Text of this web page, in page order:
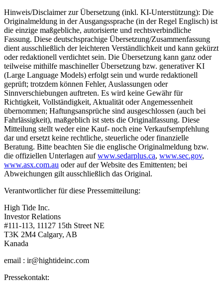
Hinweis/Disclaimer zur Übersetzung (inkl. KI-Unterstützung): Die
Originalmeldung in der Ausgangssprache (in der Regel Englisch) ist
die einzige maßgebliche, autorisierte und rechtsverbindliche
Fassung. Diese deutschsprachige Übersetzung/Zusammenfassung
dient ausschließlich der leichteren Verständlichkeit und kann gekürzt
oder redaktionell verdichtet sein. Die Übersetzung kann ganz oder
teilweise mithilfe maschineller Übersetzung bzw. generativer KI
(Large Language Models) erfolgt sein und wurde redaktionell
geprüft; trotzdem können Fehler, Auslassungen oder
Sinnverschiebungen auftreten. Es wird keine Gewähr für
Richtigkeit, Vollständigkeit, Aktualität oder Angemessenheit
übernommen; Haftungsansprüche sind ausgeschlossen (auch bei
Fahrlässigkeit), maßgeblich ist stets die Originalfassung. Diese
Mitteilung stellt weder eine Kauf- noch eine Verkaufsempfehlung
dar und ersetzt keine rechtliche, steuerliche oder finanzielle
Beratung. Bitte beachten Sie die englische Originalmeldung bzw.
die offiziellen Unterlagen aufwww.sedarplus.ca, www.sec.gov,
www.asx.com.au oder auf der Website des Emittenten; bei
Abweichungen gilt ausschließlich das Original.
Verantwortlicher für diese Pressemitteilung:
High Tide Inc.
Investor Relations
#111-113, 11127 15th Street NE
T3K 2M4 Calgary, AB
Kanada
email : ir@hightideinc.com
Pressekontakt: